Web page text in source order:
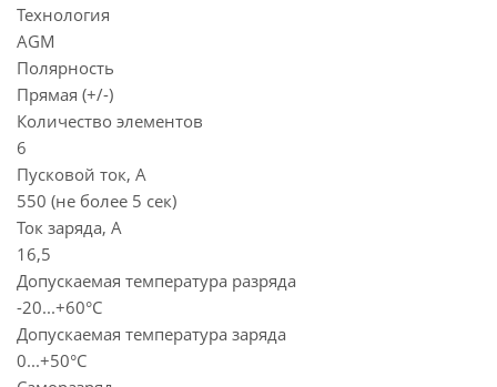
Технология
AGM
Полярность
Прямая (+/-)
Количество элементов
6
Пусковой ток, А
550 (не более 5 сек)
Ток заряда, А
16,5
Допускаемая температура разряда
-20...+60°C
Допускаемая температура заряда
0...+50°C